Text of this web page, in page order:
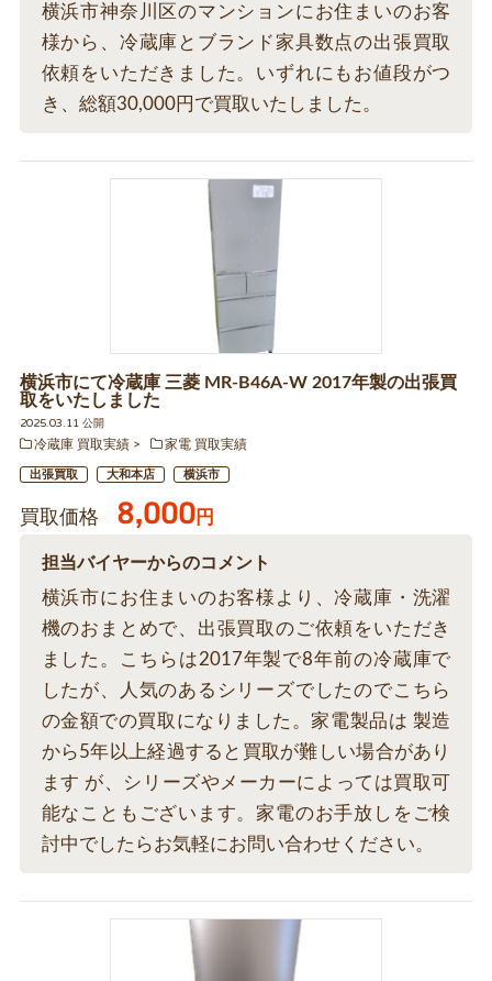
横浜市神奈川区のマンションにお住まいのお客
様から、冷蔵庫とブランド家具数点の出張買取
依頼をいただきました。いずれにもお値段がつ
き、総額30,000円で買取いたしました。
横浜市にて冷蔵庫 三菱 MR-B46A-W 2017年製の出張買
取をいたしました
2025.03.11 公開
冷蔵庫 買取実績
家電 買取実績
出張買取 大和本店 横浜市
買取価格 8,000円
担当バイヤーからのコメント
横浜市にお住まいのお客様より、冷蔵庫・洗濯
機のおまとめで、出張買取のご依頼をいただき
ました。こちらは2017年製で8年前の冷蔵庫で
したが、人気のあるシリーズでしたのでこちら
の金額での買取になりました。家電製品は 製造
から5年以上経過すると買取が難しい場合があり
ます が、シリーズやメーカーによっては買取可
能なこともございます。家電のお手放しをご検
討中でしたらお気軽にお問い合わせください。